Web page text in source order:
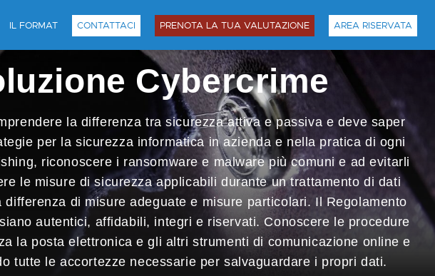
IL FORMAT CONTATTACI PRENOTA LA TUA VALUTAZIONE AREA RISERVATA
Cybercrime
la differenza tra sicurezza attiva e passiva e deve saper
per la sicurezza informatica in azienda e nella pratica di ogni
riconoscere i ransomware e malware più comuni e ad evitarli
le misure di sicurezza applicabili durante un trattamento di dati
di misure adeguate e misure particolari. Il Regolamento
autentici, affidabili, integri e riservati. Conoscere le procedure
la posta elettronica e gli altri strumenti di comunicazione online e
tutte le accortezze necessarie per salvaguardare i propri dati.